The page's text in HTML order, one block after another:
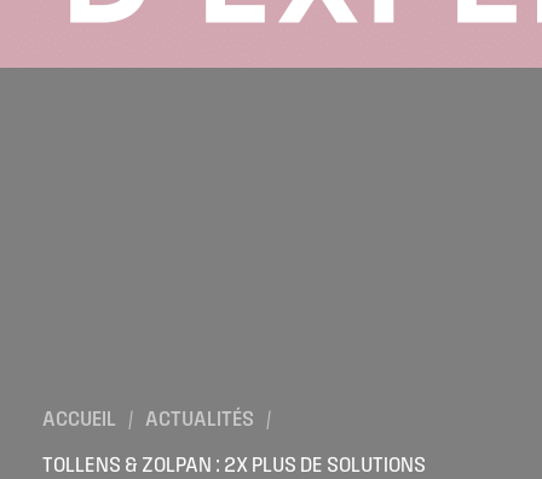
Devenir adhérent
Espace adhérent
ACCUEIL / ACTUALITÉS
/
TOLLENS & ZOLPAN : 2X PLUS DE SOLUTIONS